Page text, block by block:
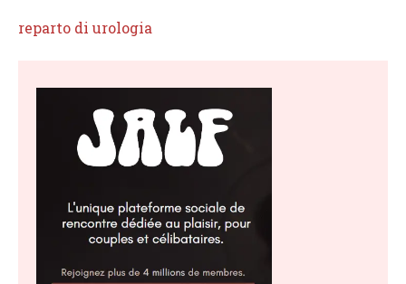
reparto di urologia